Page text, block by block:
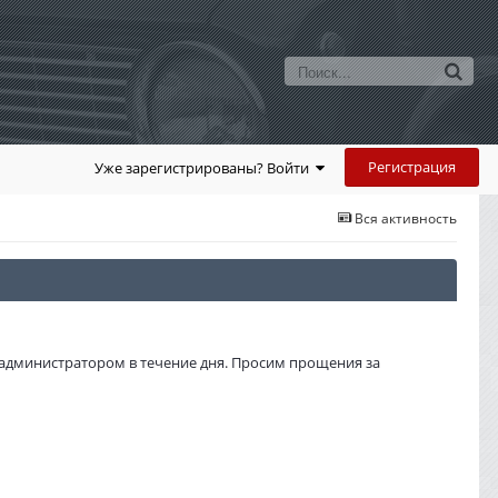
Уже зарегистрированы? Войти Регистрация
Вся активность
в течение дня. Просим прощения за